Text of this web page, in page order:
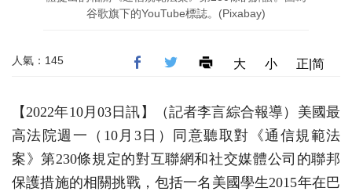
谷歌旗下的YouTube標誌。(Pixabay)
人氣：145 大 小 正|简
【2022年10月03日訊】（記者李言綜合報導）美國最
高法院週一（10月3日）同意聽取對《通信規範法
案》第230條規定的對互聯網和社交媒體公司的聯邦
保護措施的相關挑戰，包括一名美國學生2015年在巴